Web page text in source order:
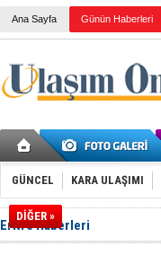
Ana Sayfa Günün Haberleri
GÜNCEL KARA ULAŞIMI
DİĞER »
Eritre Haberleri